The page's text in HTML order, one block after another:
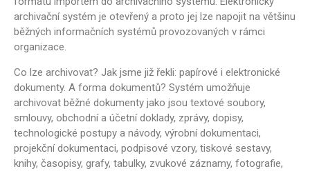
archivační systém je otevřený a proto jej lze napojit na většinu
běžných informačních systémů provozovaných v rámci
organizace.
Co lze archivovat? Jak jsme již řekli: papírové i elektronické
dokumenty. A forma dokumentů? Systém umožňuje
archivovat běžné dokumenty jako jsou textové soubory,
smlouvy, obchodní a účetní doklady, zprávy, dopisy,
technologické postupy a návody, výrobní dokumentaci,
projekční dokumentaci, podpisové vzory, tiskové sestavy,
knihy, časopisy, grafy, tabulky, zvukové záznamy, fotografie,